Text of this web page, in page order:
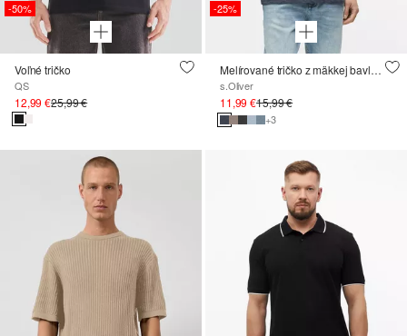
-50%
Voľné tričko
QS
12,99 €25,99 €
-25%
Melírované tričko z mäkkej bavlnenej zmesi
s.Oliver
11,99 €15,99 €
+3